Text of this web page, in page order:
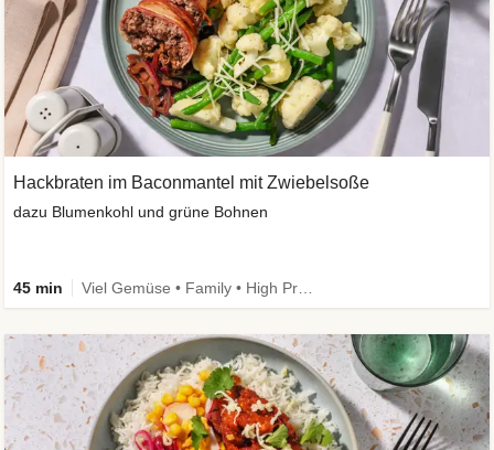
Hackbraten im Baconmantel mit Zwiebelsoße
dazu Blumenkohl und grüne Bohnen
45 min